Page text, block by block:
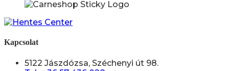
Kapcsolat
5122 Jászdózsa, Széchenyi út 98.